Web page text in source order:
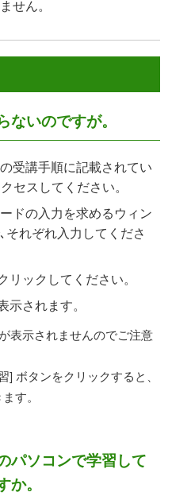
せん。
ないのですが。
受講手順に記載されてい
セスしてください。
ドの入力を求めるウィン
それぞれ入力してくださ
リックしてください。
示されます。
表示されませんのでご注意
ボタンをクリックすると、
す。
パソコンで学習して
。